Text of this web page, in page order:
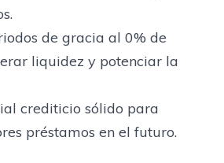
de gracia al 0% de
liquidez y potenciar la
crediticio sólido para
préstamos en el futuro.